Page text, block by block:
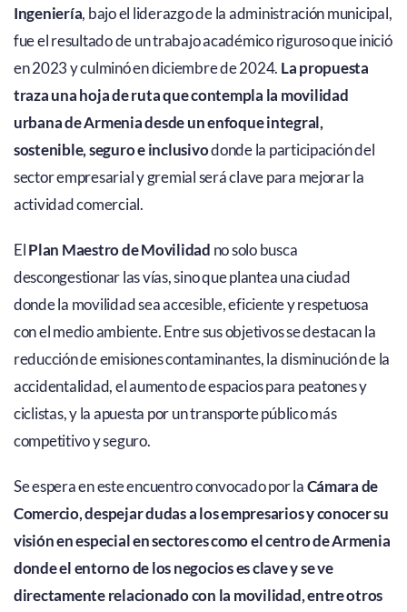
Ingeniería, bajo el liderazgo de la administración municipal,
fue el resultado de un trabajo académico riguroso que inició
en 2023 y culminó en diciembre de 2024. La propuesta
traza una hoja de ruta que contempla la movilidad
urbana de Armenia desde un enfoque integral,
sostenible, seguro e inclusivodonde la participación del
sector empresarial y gremial será clave para mejorar la
actividad comercial.
ElPlan Maestro de Movilidad no solo busca
descongestionar las vías, sino que plantea una ciudad
donde la movilidad sea accesible, eficiente y respetuosa
con el medio ambiente. Entre sus objetivos se destacan la
reducción de emisiones contaminantes, la disminución de la
accidentalidad, el aumento de espacios para peatones y
ciclistas, y la apuesta por un transporte público más
competitivo y seguro.
Se espera en este encuentro convocado por laCámara de
Comercio, despejar dudas a los empresarios y conocer su
visión en especial en sectores como el centro de Armenia
donde el entorno de los negocios es clave y se ve
directamente relacionado con la movilidad, entre otros